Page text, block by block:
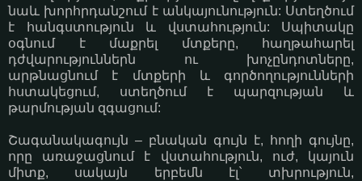
նաև խորհրդանշում է անկայունություն: Ստեղծում
է հանգստություն և վստահություն: Սպիտակը
օգնում է մաքրել մտքերը, հաղթահարել
դժվարություններն ու խոչընդոտները,
արթնացնում է մտքերի և գործողությունների
հստակեցում, ստեղծում է պարզության և
թարմության զգացում:
Շագանակագույն – բնական գույն է, հողի գույնը,
որը առաջացնում է վստահություն, ուժ, կայուն
միտք, սակայն երբեմն էլ` տխրություն,